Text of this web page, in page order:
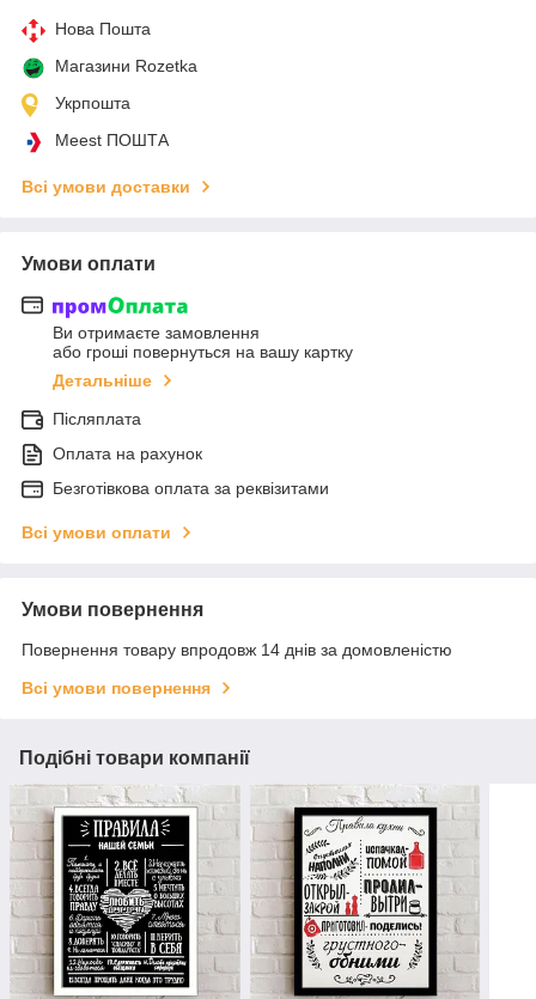
Нова Пошта
Магазини Rozetka
Укрпошта
Meest ПОШТА
Всі умови доставки
Умови оплати
Ви отримаєте замовлення
або гроші повернуться на вашу картку
Детальніше
Післяплата
Оплата на рахунок
Безготівкова оплата за реквізитами
Всі умови оплати
Умови повернення
Повернення товару впродовж 14 днів за домовленістю
Всі умови повернення
Подібні товари компанії